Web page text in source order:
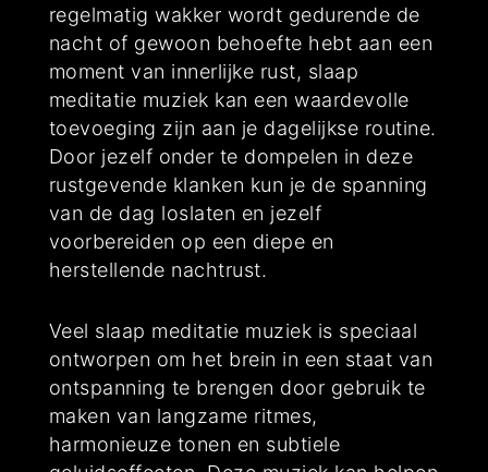
regelmatig wakker wordt gedurende de
nacht of gewoon behoefte hebt aan een
moment van innerlijke rust, slaap
meditatie muziek kan een waardevolle
toevoeging zijn aan je dagelijkse routine.
Door jezelf onder te dompelen in deze
rustgevende klanken kun je de spanning
van de dag loslaten en jezelf
voorbereiden op een diepe en
herstellende nachtrust.
Veel slaap meditatie muziek is speciaal
ontworpen om het brein in een staat van
ontspanning te brengen door gebruik te
maken van langzame ritmes,
harmonieuze tonen en subtiele